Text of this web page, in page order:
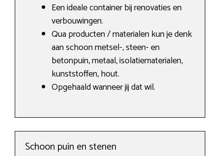
Een ideale container bij renovaties en
verbouwingen.
Qua producten / materialen kun je denk
aan schoon metsel-, steen- en
betonpuin, metaal, isolatiematerialen,
kunststoffen, hout.
Opgehaald wanneer jij dat wil.
Schoon puin en stenen